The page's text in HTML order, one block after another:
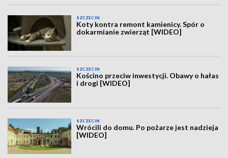
SZCZECIN
Koty kontra remont kamienicy. Spór o
dokarmianie zwierząt [WIDEO]
SZCZECIN
Kościno przeciw inwestycji. Obawy o hałas
i drogi [WIDEO]
SZCZECIN
Wrócili do domu. Po pożarze jest nadzieja
[WIDEO]